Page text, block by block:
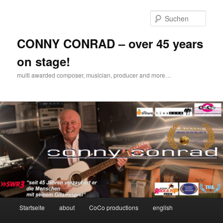
CONNY CONRAD – over 45 years
on stage!
multi awarded composer, musician, producer and more…
Startseite about CoCo productions english